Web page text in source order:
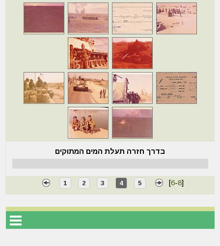
בדרך חזרה תעלת המים המתוקים
1 2 3 4 5 [6-8]